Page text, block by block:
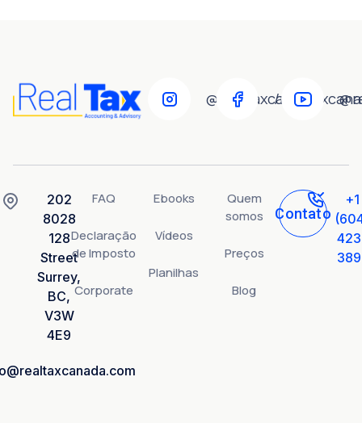
@realtaxcanada
/
202
8028
128
Street
Surrey,
BC,
V3W
4E9
Quem
somos
Preços
Blog
FAQ
Declaração
de Imposto
Corporate
Ebooks
Vídeos
Planilhas
Contato
+1